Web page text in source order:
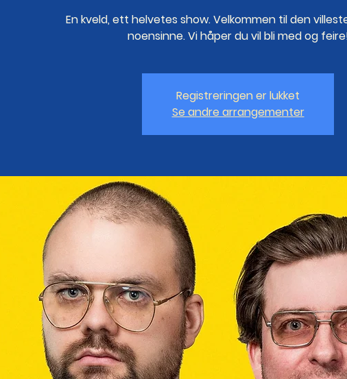
En kveld, ett helvetes show. Velkommen til den
noensinne. Vi håper du vil bli med og
Registreringen er lukket
Se andre arrangementer